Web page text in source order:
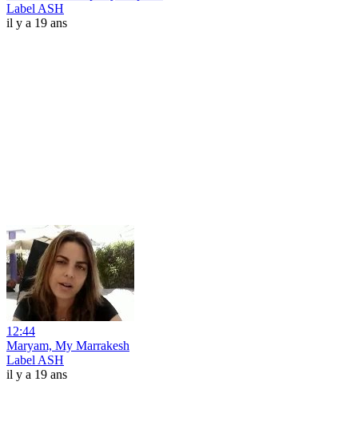
Label ASH
il y a 19 ans
12:44
Maryam, My Marrakesh
Label ASH
il y a 19 ans